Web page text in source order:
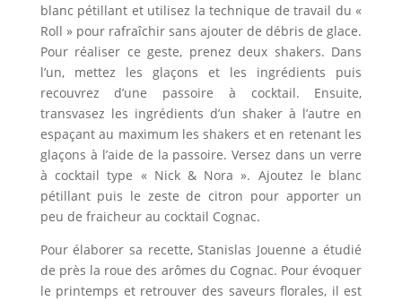
blanc pétillant et utilisez la technique de travail du «
Roll » pour rafraîchir sans ajouter de débris de glace.
Pour réaliser ce geste, prenez deux shakers. Dans
l’un, mettez les glaçons et les ingrédients puis
recouvrez d’une passoire à cocktail. Ensuite,
transvasez les ingrédients d’un shaker à l’autre en
espaçant au maximum les shakers et en retenant les
glaçons à l’aide de la passoire. Versez dans un verre
à cocktail type « Nick & Nora ». Ajoutez le blanc
pétillant puis le zeste de citron pour apporter un
peu de fraicheur au cocktail Cognac.
Pour élaborer sa recette, Stanislas Jouenne a étudié
de près la roue des arômes du Cognac. Pour évoquer
le printemps et retrouver des saveurs florales, il est